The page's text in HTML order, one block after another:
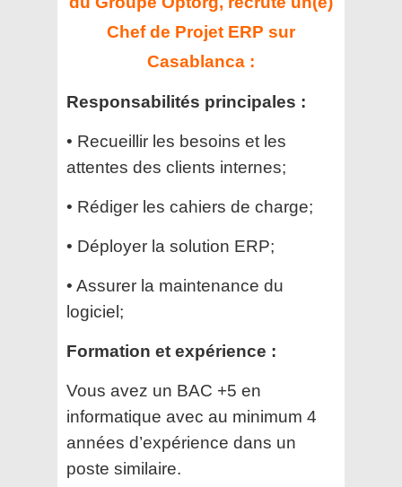
Chef de Projet ERP sur
Casablanca :
Responsabilités principales :
• Recueillir les besoins et les
attentes des clients internes;
• Rédiger les cahiers de charge;
• Déployer la solution ERP;
• Assurer la maintenance du
logiciel;
Formation et expérience :
Vous avez un BAC +5 en
informatique avec au minimum 4
années d’expérience dans un
poste similaire.